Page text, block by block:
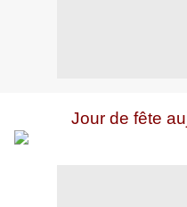
Jour de fête